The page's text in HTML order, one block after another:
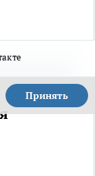
Принять